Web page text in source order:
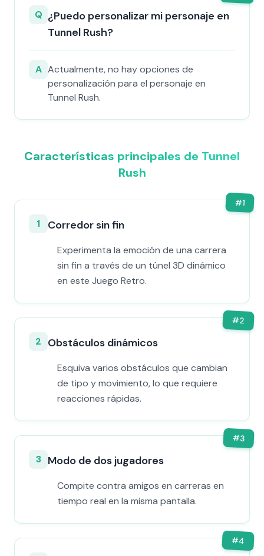
Q ¿Puedo personalizar mi personaje en
Tunnel Rush?
A Actualmente, no hay opciones de
personalización para el personaje en
Tunnel Rush.
Características principales de Tunnel
Rush
#1
1 Corredor sin fin
Experimenta la emoción de una carrera
sin fin a través de un túnel 3D dinámico
en este Juego Retro.
#2
2 Obstáculos dinámicos
Esquiva varios obstáculos que cambian
de tipo y movimiento, lo que requiere
reacciones rápidas.
#3
3 Modo de dos jugadores
Compite contra amigos en carreras en
tiempo real en la misma pantalla.
#4